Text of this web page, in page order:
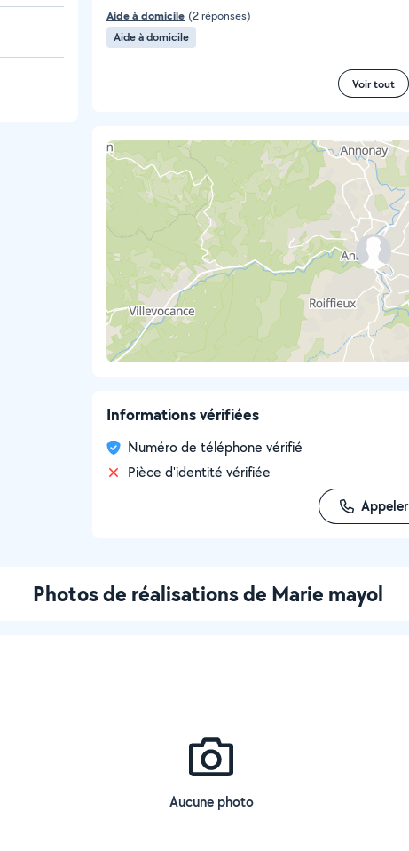
Aide à domicile (2 réponses)
Aide à domicile
Voir tout
Informations vérifiées
Numéro de téléphone vérifié
Pièce d'identité vérifiée
Appeler
Photos de réalisations de Marie mayol
Aucune photo